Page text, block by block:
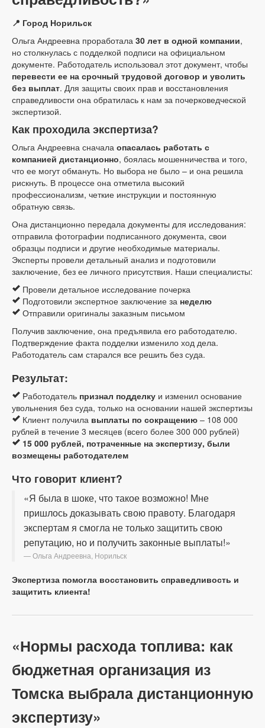
📍 Город Норильск
Ольга Андреевна проработала 30 лет в одной компании,
но столкнулась с подделкой подписи на официальном
документе. Работодатель использовал этот документ, чтобы
перевести ее на срочный трудовой договор и уволить
без выплат. Для защиты своих прав и восстановления
справедливости она обратилась к нам за почерковедческой
экспертизой.
Как проходила экспертиза?
Ольга Андреевна сначала опасалась работать с
компанией дистанционно, боялась мошенничества и того,
что ее могут обмануть. Но выбора не было – и она решила
рискнуть. В процессе она отметила высокий
профессионализм, четкие инструкции и постоянную
обратную связь.
Она дистанционно передала документы для исследования:
отправила фотографии подписанного документа, свои
образцы подписи и другие необходимые материалы.
Эксперты провели детальный анализ и подготовили
заключение, без ее личного присутствия. Наши специалисты:
Провели детальное исследование почерка
Подготовили экспертное заключение за неделю
Отправили оригиналы заказным письмом
Получив заключение, она предъявила его работодателю.
Подтверждение факта подделки изменило ход дела.
Работодатель сам старался все решить без суда.
Результат:
Работодатель признал подделку и изменил основание
увольнения без суда, только на основании нашей экспертизы
Клиент получила выплаты по сокращению – 108 000
рублей в течение 3 месяцев (всего более 300 000 рублей)
15 000 рублей, потраченные на экспертизу, были
возмещены работодателем
Что говорит клиент?
«Я была в шоке, что такое возможно! Мне
пришлось доказывать свою правоту. Благодаря
экспертам я смогла не только защитить свою
репутацию, но и получить законные выплаты!»
Ольга Андреевна, Норильск
Экспертиза помогла восстановить справедливость и
защитить клиента!
«Нормы расхода топлива: как
бюджетная организация из
Томска выбрала дистанционную
экспертизу»